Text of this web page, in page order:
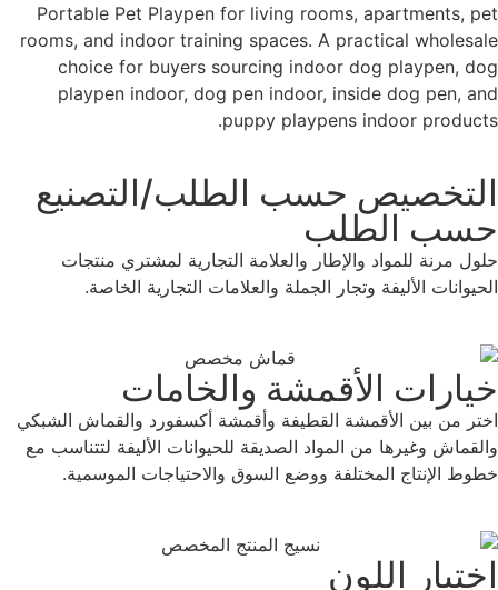
Portable Pet Playpen for living rooms, apartments, pet
rooms, and indoor training spaces. A practical wholesale
choice for buyers sourcing indoor dog playpen, dog
playpen indoor, dog pen indoor, inside dog pen, and
puppy playpens indoor products.
التخصيص حسب الطلب/التصنيع
حسب الطلب
حلول مرنة للمواد والإطار والعلامة التجارية لمشتري منتجات
الحيوانات الأليفة وتجار الجملة والعلامات التجارية الخاصة.
خيارات الأقمشة والخامات
اختر من بين الأقمشة القطيفة وأقمشة أكسفورد والقماش الشبكي
والقماش وغيرها من المواد الصديقة للحيوانات الأليفة لتتناسب مع
خطوط الإنتاج المختلفة ووضع السوق والاحتياجات الموسمية.
اختيار اللون